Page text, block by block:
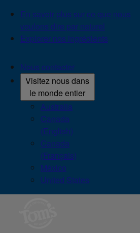
En savoir plus sur ce que nous
voulons dire par naturel
Explorer nos ingrédients
Nous contacter
Visitez nous dans
le monde entier
Australia
Canada
(English)
Canada
(Français)
México
United States